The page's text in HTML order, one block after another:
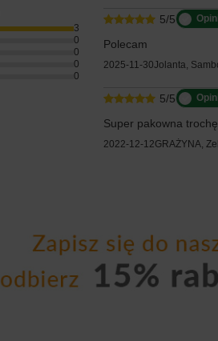
3
0
0
0
0
5/5
Polecam
2025-11-30Jolanta,
5/5
Super pakowna
2022-12-12GRAŻYNA,